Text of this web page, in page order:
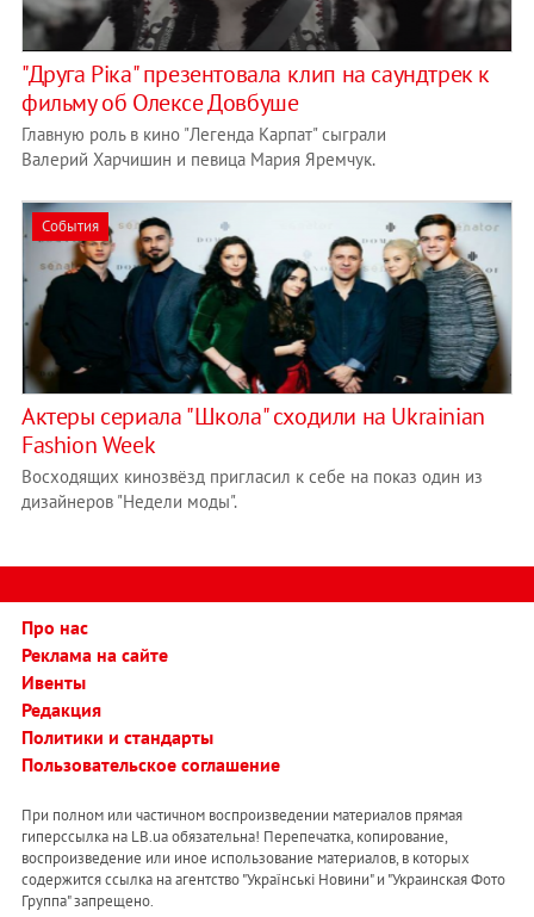
"Друга Ріка" презентовала клип на саундтрек к
фильму об Олексе Довбуше
Главную роль в кино "Легенда Карпат" сыграли
Валерий Харчишин и певица Мария Яремчук.
События
Актеры сериала "Школа" сходили на Ukrainian
Fashion Week
Восходящих кинозвёзд пригласил к себе на показ один из
дизайнеров "Недели моды".
Про нас
Реклама на сайте
Ивенты
Редакция
Политики и стандарты
Пользовательское соглашение
При полном или частичном воспроизведении материалов прямая
гиперссылка на LB.ua обязательна! Перепечатка, копирование,
воспроизведение или иное использование материалов, в которых
содержится ссылка на агентство "Українськi Новини" и "Украинская Фото
Группа" запрещено.